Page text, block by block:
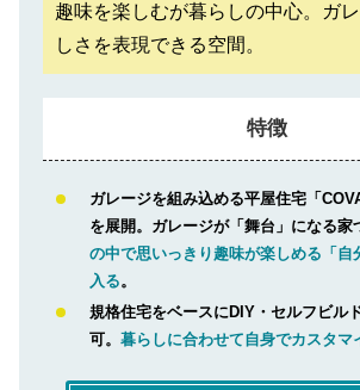
趣味を楽しむが暮らしの中心。ガ
しさを表現できる空間。
特徴
ガレージを組み込める平屋住宅「
を展開。ガレージが「舞台」になる家
の中で思いっきり趣味が楽しめる「自
入る。
規格住宅をベースにDIY・セルフビル
可。暮らしに合わせて自身でカスタマ